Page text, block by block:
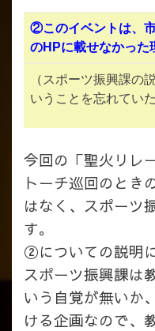
②このイベントは、
のHPに載せなかった
（スポーツ振興課の
いうことを忘れていた
今回の「聖火リレ
トーチ巡回のとき
はなく、スポーツ
す。
②についての説明
スポーツ振興課は
いう自覚が無いか
ける企画なので、